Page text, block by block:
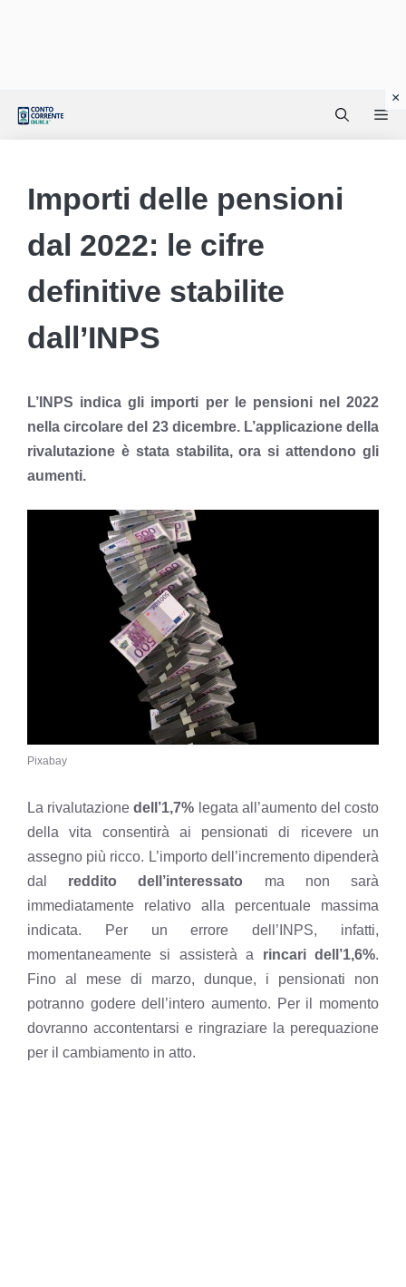
Importi delle pensioni
dal 2022: le cifre
definitive stabilite
dall’INPS
L’INPS indica gli importi per le pensioni nel 2022
nella circolare del 23 dicembre. L’applicazione della
rivalutazione è stata stabilita, ora si attendono gli
aumenti.
Pixabay
La rivalutazionedell’1,7% legata all’aumento del costo
della vita consentirà ai pensionati di ricevere un
assegno più ricco. L’importo dell’incremento dipenderà
dal reddito dell’interessato ma non sarà
immediatamente relativo alla percentuale massima
indicata. Perun errore dell’INPS, infatti,
momentaneamente si assisterà a rincari dell’1,6%.
Fino al mese di marzo, dunque, i pensionati non
potranno godere dell’intero aumento. Per il momento
dovranno accontentarsi e ringraziare la perequazione
per il cambiamento in atto.